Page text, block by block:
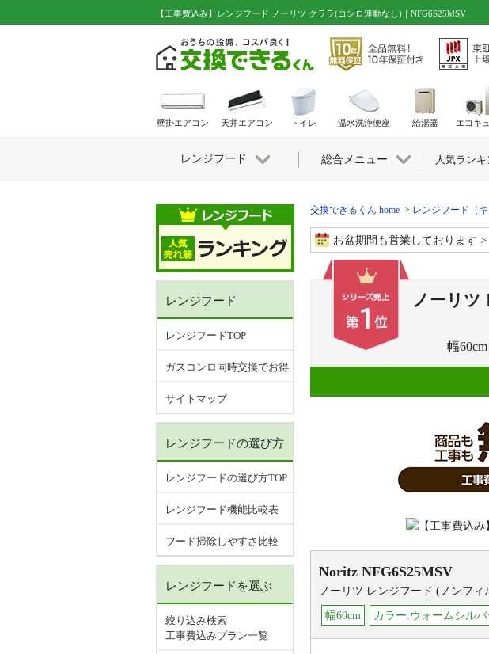
【工事費込み】レンジフード ノーリツ クララ(コンロ連動なし)｜NFG6S25MSV
交換できるくん home レンジフード（キ
お盆期間も営業しております
ノーリツ
幅
Noritz NFG6S25MSV
ノーリツ レンジフード (ノンフィ
幅60cm カラー:ウォームシルバ
レンジフード
レンジフードTOP
ガスコンロ同時交換でお得
サイトマップ
レンジフードの選び方
レンジフードの選び方TOP
レンジフード機能比較表
フード掃除しやすさ比較
レンジフードを選ぶ
絞り込み検索
工事費込みプラン一覧
壁掛エアコン 天井エアコン トイレ 温水洗浄便座 給湯器 エコキ
レンジフード 総合メニュー 人気ラン